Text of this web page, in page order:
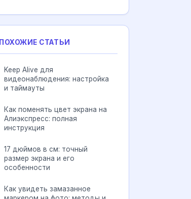
ПОХОЖИЕ СТАТЬИ
Keep Alive для
видеонаблюдения: настройка
и таймауты
Как поменять цвет экрана на
Алиэкспресс: полная
инструкция
17 дюймов в см: точный
размер экрана и его
особенности
Как увидеть замазанное